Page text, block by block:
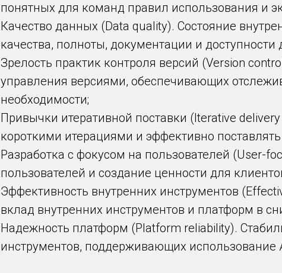
понятных для команд правил использования и
Качество данных (Data quality). Состояние
качества, полноты, документации и доступности
Зрелость практик контроля версий (Version
управления версиями, обеспечивающих
необходимости;
Привычки итеративной поставки (Iterative
короткими итерациями и эффективно
Разработка с фокусом на пользователей (User-
пользователей и создание ценности для
Эффективность внутренних инструментов
вклад внутренних инструментов и платформ в
Надежность платформ (Platform reliability).
инструментов, поддерживающих использование